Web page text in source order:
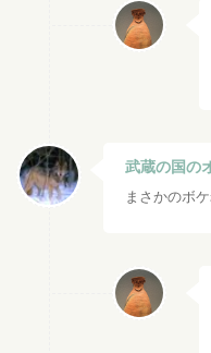
武蔵の国の
まさかのボ